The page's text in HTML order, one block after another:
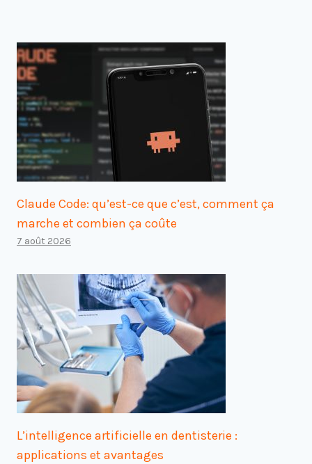
Claude Code: qu’est-ce que c’est, comment ça
marche et combien ça coûte
7 août 2026
L’intelligence artificielle en dentisterie :
applications et avantages